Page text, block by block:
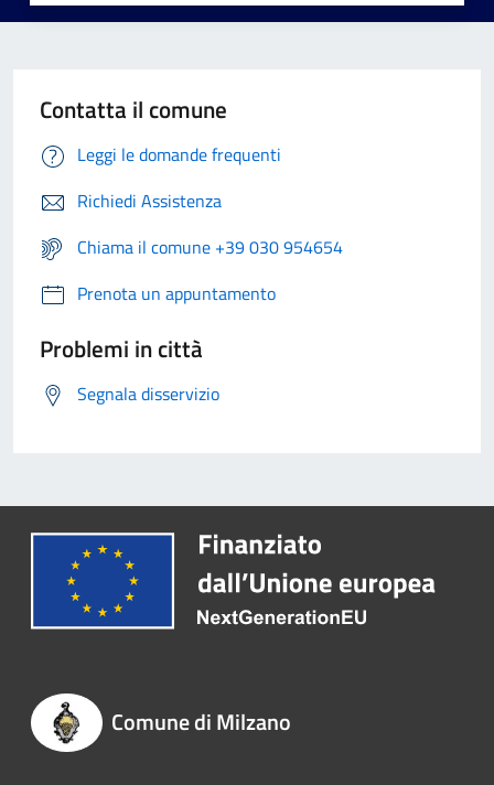
Contatta il comune
Leggi le domande frequenti
Richiedi Assistenza
Chiama il comune +39 030 954654
Prenota un appuntamento
Problemi in città
Segnala disservizio
Comune di Milzano